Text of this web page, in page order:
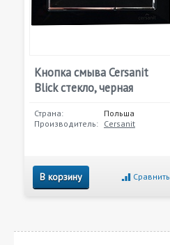
Кнопка смыва Cersanit
Blick стекло, черная
Страна:
Польша
Производитель: Cersanit
В корзину Сравнить